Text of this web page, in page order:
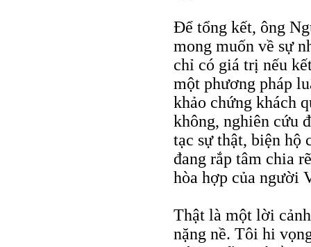
Ðể tổng kết, ông
mong muốn về sự
chỉ có giá trị nếu
một phương pháp
khảo chứng khách
không, nghiên cứu
tạc sự thật, biện hộ
đang rắp tâm chia
hòa hợp của người
Thật là một lời
nặng nề. Tôi hi